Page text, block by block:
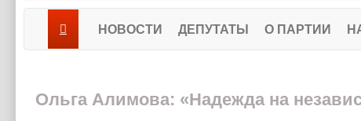
НОВОСТИ ДЕПУТАТЫ О ПАРТИИ
Ольга Алимова: «Надежда на